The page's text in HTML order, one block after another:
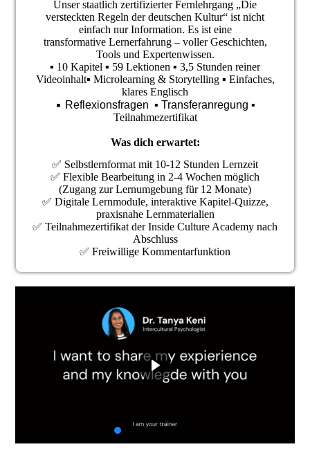
Unser staatlich zertifizierter Fernlehrgang „Die
versteckten Regeln der deutschen Kultur“ ist nicht
einfach nur Information. Es ist eine
transformative Lernerfahrung – voller Geschichten,
Tools und Expertenwissen.
▪️ 10 Kapitel ▪️ 59 Lektionen ▪️ 3,5 Stunden reiner
Videoinhalt▪️ Microlearning & Storytelling ▪️ Einfaches,
klares Englisch
▪️ Reflexionsfragen ▪️ Transferanregung ▪️
Teilnahmezertifikat
Was dich erwartet:
✅ Selbstlernformat mit 10-12 Stunden Lernzeit
✅ Flexible Bearbeitung in 2-4 Wochen möglich
(Zugang zur Lernumgebung für 12 Monate)
✅ Digitale Lernmodule, interaktive Kapitel-Quizze,
praxisnahe Lernmaterialien
✅ Teilnahmezertifikat der Inside Culture Academy nach
Abschluss
✅ Freiwillige Kommentarfunktion